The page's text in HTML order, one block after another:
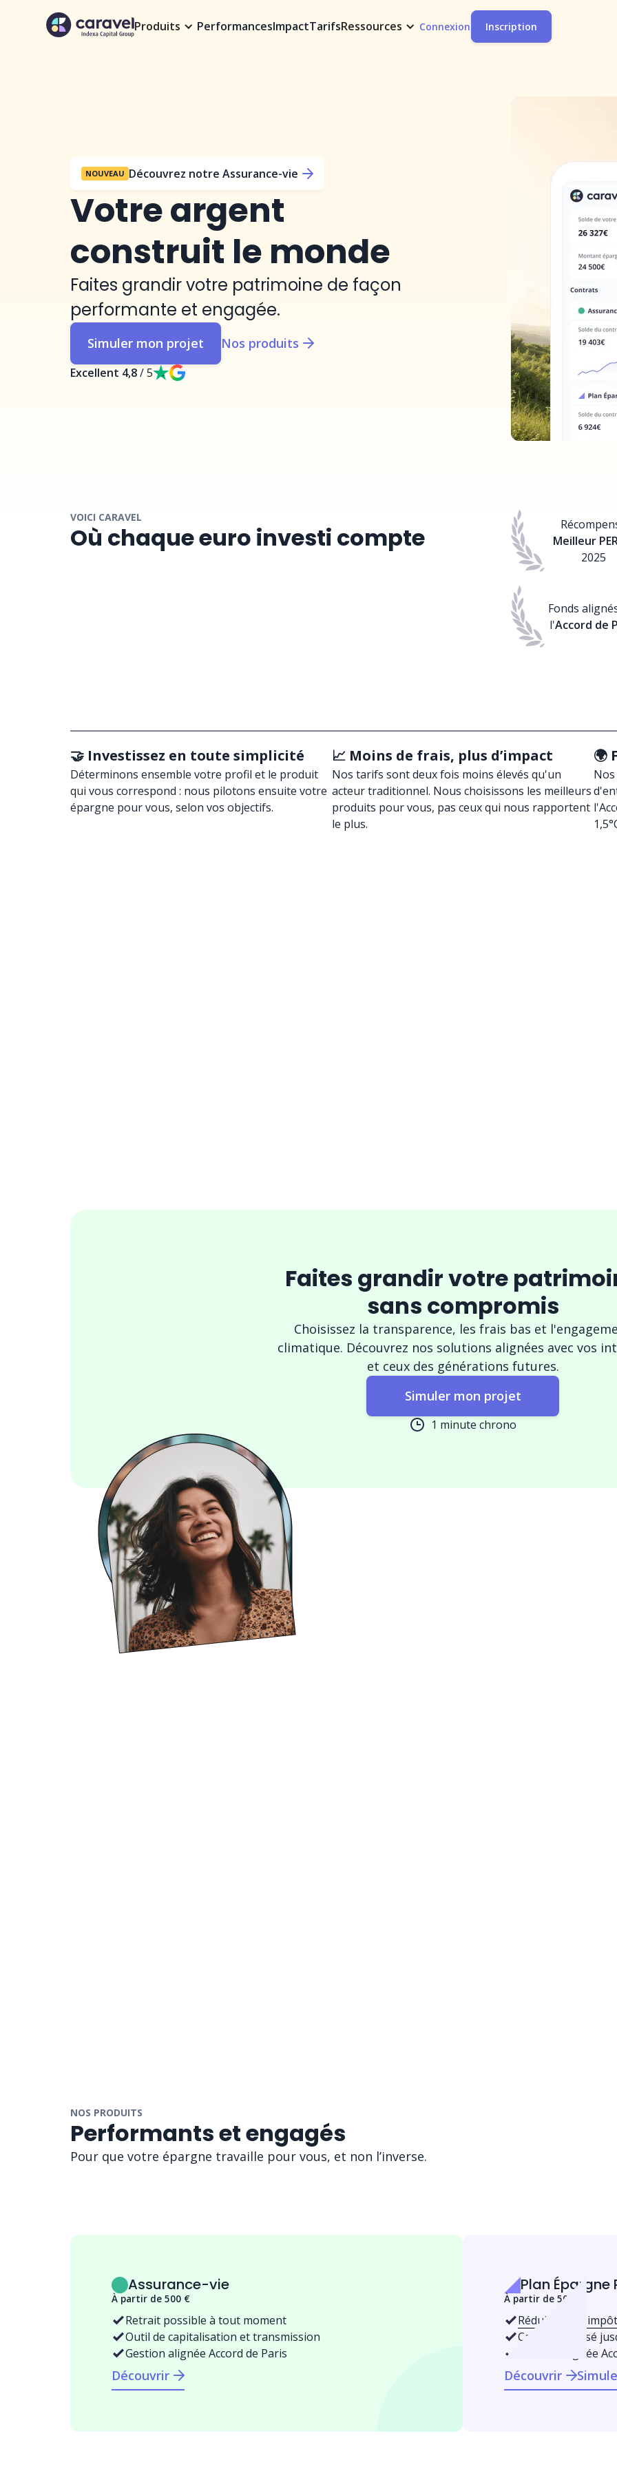
Produits PerformancesImpactTarifsRessources Connexion Inscription
NOUVEAU Découvrez notre Assurance-vie
Votre argent
construit le monde
Faites grandir votre patrimoine de façon
performante et engagée.
Simuler mon projet Nos produits
Excellent 4,8/ 5
VOICI CARAVEL
Où chaque euro investi compte
Meilleur
2025
Fonds
l'Accord de
🤝 Investissez en toute simplicité
Déterminons ensemble votre profil et le produit
qui vous correspond : nous pilotons ensuite votre
épargne pour vous, selon vos objectifs.
📈 Moins de frais, plus d’impact
Nos tarifs sont deux fois moins élevés qu'un
acteur traditionnel. Nous choisissons les meilleurs
produits pour vous, pas ceux qui nous rapportent
le plus.
🌍
Faites grandir votre
sans compromis
Choisissez la transparence, les frais bas et
climatique. Découvrez nos solutions alignées avec vos
et ceux des générations futures.
Simuler mon projet
1 minute chrono
NOS PRODUITS
Performants et engagés
Pour que votre épargne travaille pour vous, et non l’inverse.
Assurance-vie
À partir de 500 €
Retrait possible à tout moment
Outil de capitalisation et transmission
Gestion alignée Accord de Paris
Découvrir
Plan Épargne
À partir de 500 €
Réduisez vos
Capital valorisé
Gestion alignée
Découvrir